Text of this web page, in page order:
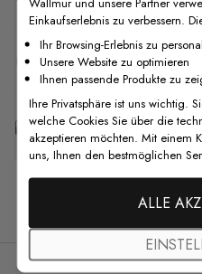
F.A.Q
Kostenlose Anpassung
Einkaufserlebnis zu verbessern.
Ihr Browsing-Erlebnis zu
Unsere Website zu optimieren
Ihnen passende Produkte zu
Ihre Privatsphäre ist uns wichtig.
welche Cookies Sie über die
akzeptieren möchten. Mit einem
uns, Ihnen den bestmöglichen
ALLE